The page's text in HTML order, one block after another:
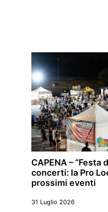
CAPENA – “Festa
concerti: la Pro
prossimi eventi
31 Luglio 2026